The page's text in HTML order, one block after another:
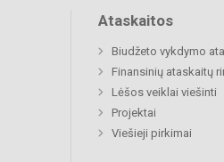
Ataskaitos
Biudžeto vykdymo
Finansinių ataskaitų
Lėšos veiklai viešinti
Projektai
Viešieji pirkimai